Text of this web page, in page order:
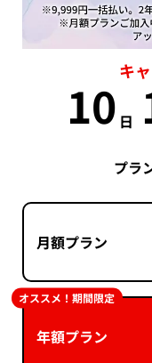
キ
10 日
プラ
月額プラン
年額プラン
オススメ！期間限定